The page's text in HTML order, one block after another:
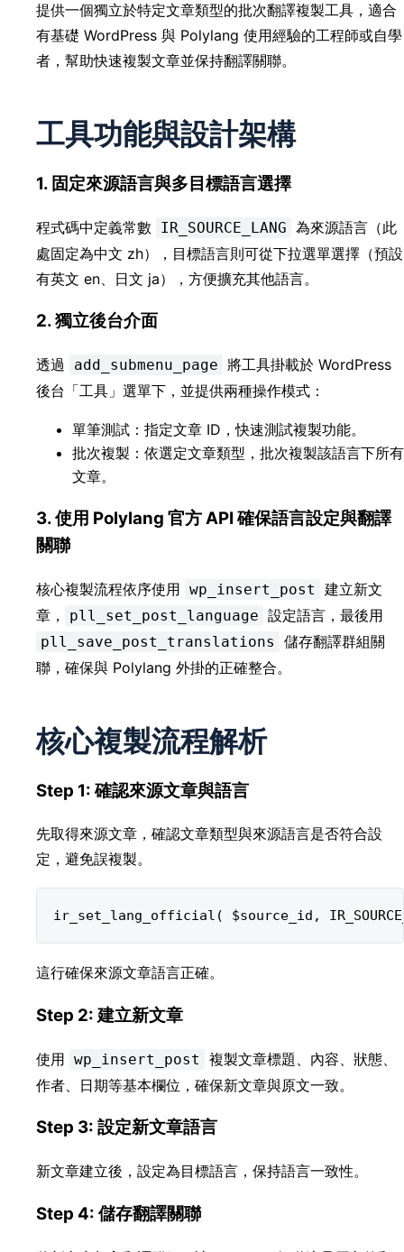
提供一個獨立於特定文章類型的批次翻譯複製工具，適合
有基礎 WordPress 與 Polylang 使用經驗的工程師或自學
者，幫助快速複製文章並保持翻譯關聯。
工具功能與設計架構
1. 固定來源語言與多目標語言選擇
程式碼中定義常數 IR_SOURCE_LANG 為來源語言（此
處固定為中文 zh），目標語言則可從下拉選單選擇（預設
有英文 en、日文 ja），方便擴充其他語言。
2. 獨立後台介面
透過 add_submenu_page
將工具掛載於 WordPress
後台「工具」選單下，並提供兩種操作模式：
單筆測試：指定文章 ID，快速測試複製功能。
批次複製：依選定文章類型，批次複製該語言下所有
文章。
3. 使用 Polylang 官方 API 確保語言設定與翻譯
關聯
核心複製流程依序使用 wp_insert_post
建立新文
章，
pll_set_post_language 設定語言，最後用
pll_save_post_translations
儲存翻譯群組關
聯，確保與 Polylang 外掛的正確整合。
核心複製流程解析
Step 1: 確認來源文章與語言
先取得來源文章，確認文章類型與來源語言是否符合設
定，避免誤複製。
這行確保來源文章語言正確。
Step 2: 建立新文章
使用 wp_insert_post
複製文章標題、內容、狀態、
作者、日期等基本欄位，確保新文章與原文一致。
Step 3: 設定新文章語言
新文章建立後，設定為目標語言，保持語言一致性。
Step 4: 儲存翻譯關聯